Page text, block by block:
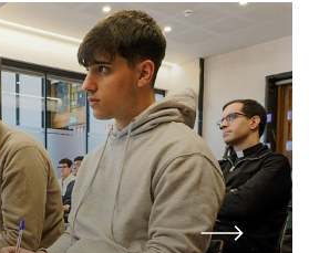
RELIGIOSAS